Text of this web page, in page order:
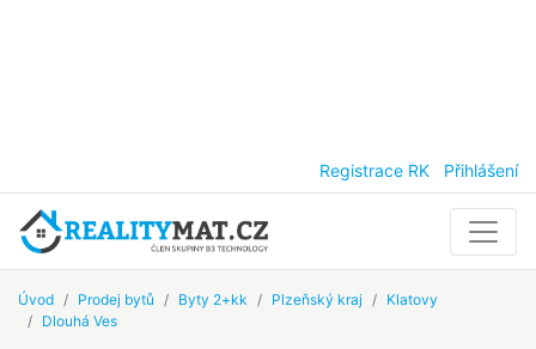
Registrace RK Přihlášení
Úvod Prodej bytů Byty 2+kk Plzeňský kraj
Klatovy
Dlouhá Ves